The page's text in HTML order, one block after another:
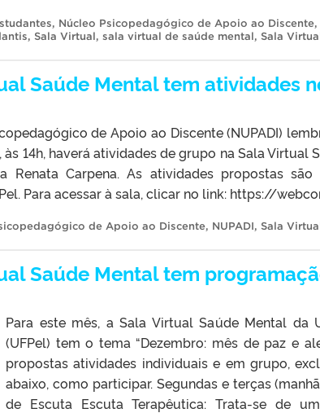
, Núcleo Psicopedagógico de Apoio ao Discente,
, Sala Virtual, sala virtual de saúde mental, Sala
Saúde Mental tem atividades
de Apoio ao Discente (NUPADI)
14h, haverá atividades de grupo na Sala Virtual
Renata Carpena. As atividades propostas
Para acessar à sala, clicar no link: https://
de Apoio ao Discente, NUPADI, Sala
Saúde Mental tem
Para este mês, a Sala Virtual Saúde Mental da
(UFPel) tem o tema “Dezembro: mês de paz e
propostas atividades individuais e em grupo,
abaixo, como participar. Segundas e terças
de Escuta Escuta Terapêutica: Trata-se de